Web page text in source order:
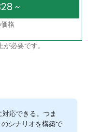
格
必要です。
応できる。つま
シナリオを構築で